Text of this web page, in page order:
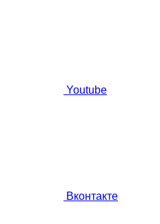
Youtube
Вконтакте